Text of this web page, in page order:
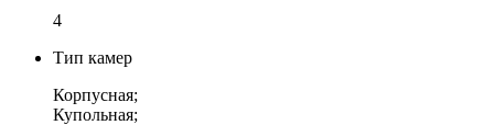
4
Тип камер
Корпусная;
Купольная;